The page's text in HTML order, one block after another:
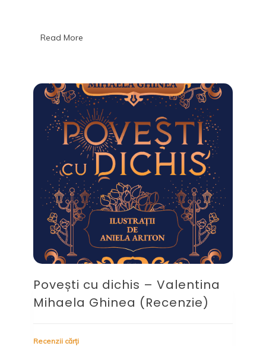
Read More
Povești cu dichis – Valentina
Mihaela Ghinea (Recenzie)
Recenzii cărți